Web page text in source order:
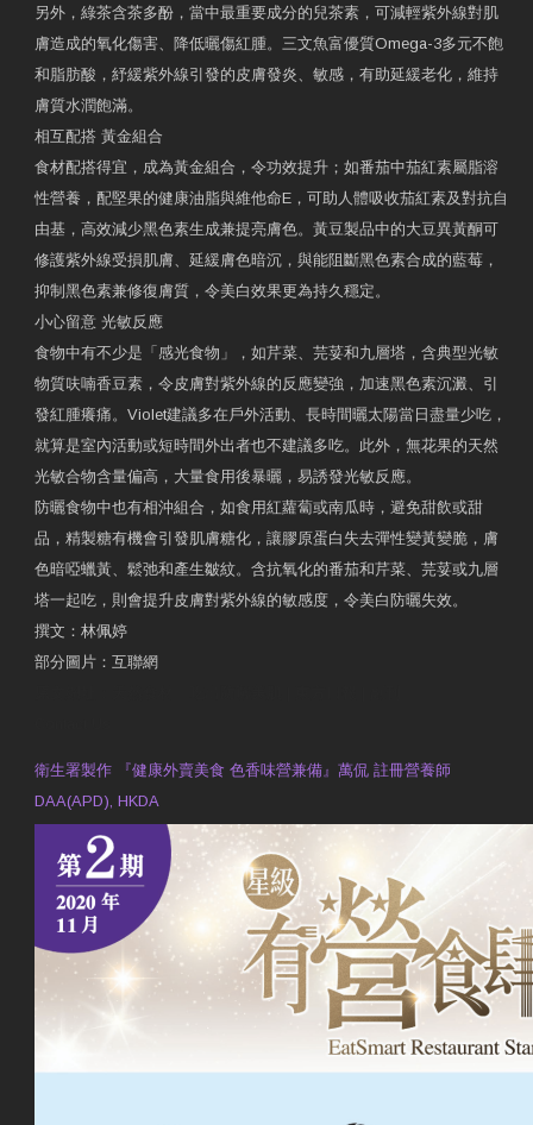
另外，綠茶含茶多酚，當中最重要成分的兒茶素，可減輕紫外線對肌
膚造成的氧化傷害、降低曬傷紅腫。三文魚富優質Omega-3多元不飽
和脂肪酸，紓緩紫外線引發的皮膚發炎、敏感，有助延緩老化，維持
膚質水潤飽滿。
相互配搭 黃金組合
食材配搭得宜，成為黃金組合，令功效提升；如番茄中茄紅素屬脂溶
性營養，配堅果的健康油脂與維他命E，可助人體吸收茄紅素及對抗自
由基，高效減少黑色素生成兼提亮膚色。黃豆製品中的大豆異黃酮可
修護紫外線受損肌膚、延緩膚色暗沉，與能阻斷黑色素合成的藍莓，
抑制黑色素兼修復膚質，令美白效果更為持久穩定。
小心留意 光敏反應
食物中有不少是「感光食物」，如芹菜、芫荽和九層塔，含典型光敏
物質呋喃香豆素，令皮膚對紫外線的反應變強，加速黑色素沉澱、引
發紅腫癢痛。Violet建議多在戶外活動、長時間曬太陽當日盡量少吃，
就算是室內活動或短時間外出者也不建議多吃。此外，無花果的天然
光敏合物含量偏高，大量食用後暴曬，易誘發光敏反應。
防曬食物中也有相沖組合，如食用紅蘿蔔或南瓜時，避免甜飲或甜
品，精製糖有機會引發肌膚糖化，讓膠原蛋白失去彈性變黃變脆，膚
色暗啞蠟黃、鬆弛和產生皺紋。含抗氧化的番茄和芹菜、芫荽或九層
塔一起吃，則會提升皮膚對紫外線的敏感度，令美白防曬失效。
撰文：林佩婷
部分圖片：互聯網
衛生署製作 『健康外賣美食 色香味營兼備』萬侃 註冊營養師
DAA(APD), HKDA